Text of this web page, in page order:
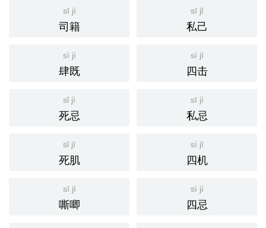
sī jí
司籍
sī jǐ
私己
sì jì
肆既
sì jī
四击
sǐ jì
死忌
sī jì
私忌
sǐ jī
死肌
sì jī
四机
sī jī
嘶唧
sì jì
四忌